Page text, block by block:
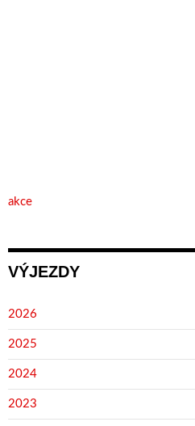
akce
VÝJEZDY
2026
2025
2024
2023